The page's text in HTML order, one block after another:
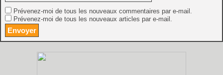
Prévenez-moi de tous les nouveaux commentaires par e-mail.
Prévenez-moi de tous les nouveaux articles par e-mail.